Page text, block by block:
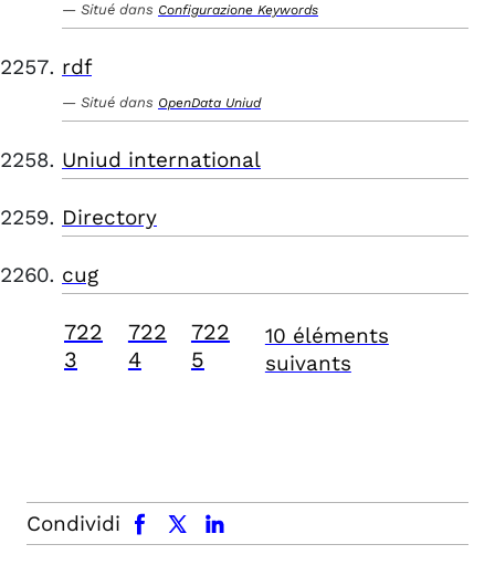
Situé dans Configurazione Keywords
rdf
Situé dans OpenData Uniud
Uniud international
Directory
cug
722
3
722
4
722
5
10 éléments
suivants
Condividi
facebook x.com linkedin